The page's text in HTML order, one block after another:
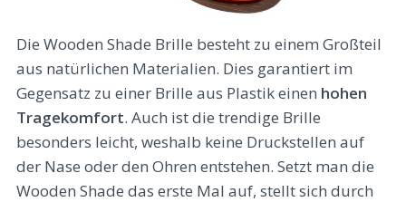
Die Wooden Shade Brille besteht zu einem Großteil
aus natürlichen Materialien. Dies garantiert im
Gegensatz zu einer Brille aus Plastik einen hohen
Tragekomfort. Auch ist die trendige Brille
besonders leicht, weshalb keine Druckstellen auf
der Nase oder den Ohren entstehen. Setzt man die
Wooden Shade das erste Mal auf, stellt sich durch